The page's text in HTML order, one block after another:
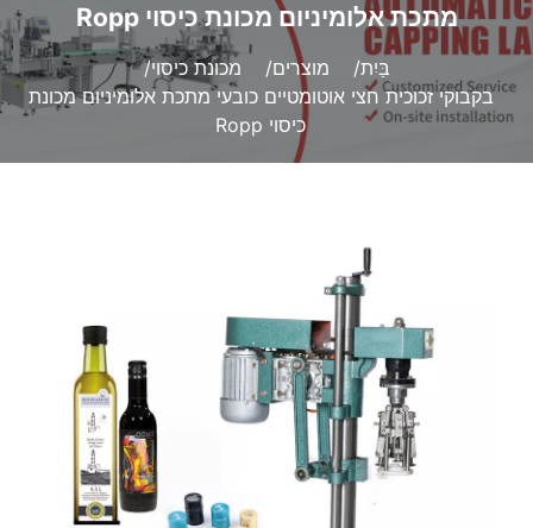
מתכת אלומיניום מכונת כיסוי Ropp
בַּיִת מוצרים
מכונת כיסוי
בקבוקי זכוכית חצי אוטומטיים כובעי מתכת אלומיניום מכונת
כיסוי Ropp